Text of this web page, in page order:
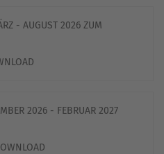
- AUGUST 2026 ZUM
2026 - FEBRUAR 2027